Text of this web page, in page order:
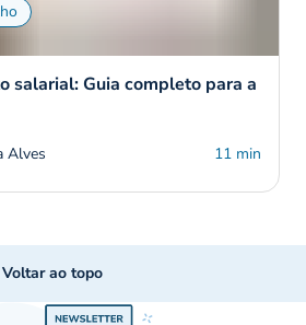
salarial: Guia completo para a
Alves 11 min
Voltar ao topo